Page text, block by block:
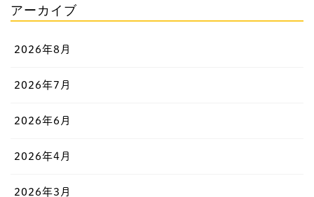
アーカイブ
2026年8月
2026年7月
2026年6月
2026年4月
2026年3月